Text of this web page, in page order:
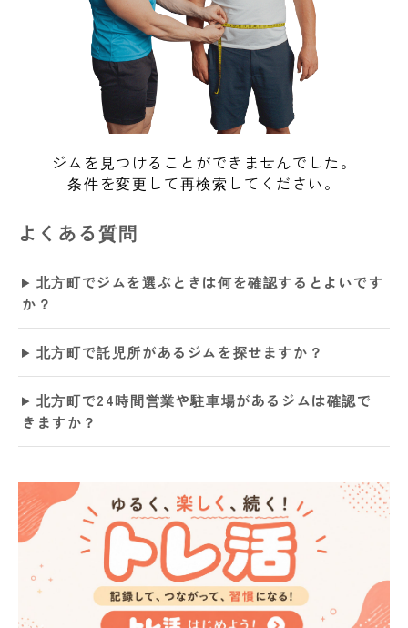
ジムを見つけることができませんでした。
条件を変更して再検索してください。
よくある質問
北方町でジムを選ぶときは何を確認するとよいです
か？
北方町で託児所があるジムを探せますか？
北方町で24時間営業や駐車場があるジムは確認で
きますか？